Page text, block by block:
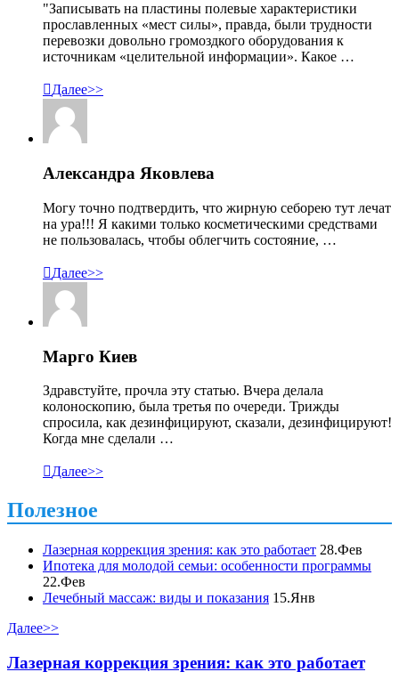
"Записывать на пластины полевые характеристики
прославленных «мест силы», правда, были трудности
перевозки довольно громоздкого оборудования к
источникам «целительной информации». Какое …
Далее>>
Александра Яковлева
Могу точно подтвердить, что жирную себорею тут лечат
на ура!!! Я какими только косметическими средствами
не пользовалась, чтобы облегчить состояние, …
Далее>>
Марго Киев
Здравстуйте, прочла эту статью. Вчера делала
колоноскопию, была третья по очереди. Трижды
спросила, как дезинфицируют, сказали, дезинфицируют!
Когда мне сделали …
Далее>>
Полезное
Лазерная коррекция зрения: как это работает 28.Фев
Ипотека для молодой семьи: особенности программы
22.Фев
Лечебный массаж: виды и показания 15.Янв
Далее>>
Лазерная коррекция зрения: как это работает